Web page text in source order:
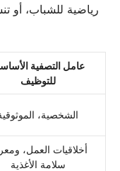
رياضية للشباب، أو
عامل التصفية
للتوظيف
الشخصية،
أخلاقيات العمل،
سلامة الأغذية